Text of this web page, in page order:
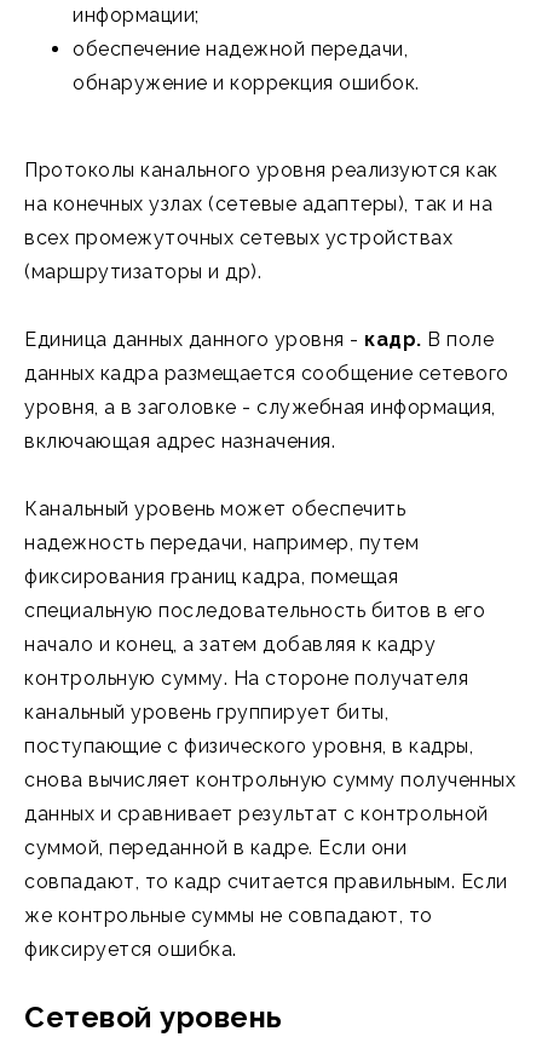
информации;
обеспечение надежной передачи,
обнаружение и коррекция ошибок.
Протоколы канального уровня реализуются как
на конечных узлах (сетевые адаптеры), так и на
всех промежуточных сетевых устройствах
(маршрутизаторы и др).
Единица данных данного уровня - кадр. В поле
данных кадра размещается сообщение сетевого
уровня, а в заголовке - служебная информация,
включающая адрес назначения.
Канальный уровень может обеспечить
надежность передачи, например, путем
фиксирования границ кадра, помещая
специальную последовательность битов в его
начало и конец, а затем добавляя к кадру
контрольную сумму. На стороне получателя
канальный уровень группирует биты,
поступающие с физического уровня, в кадры,
снова вычисляет контрольную сумму полученных
данных и сравнивает результат с контрольной
суммой, переданной в кадре. Если они
совпадают, то кадр считается правильным. Если
же контрольные суммы не совпадают, то
фиксируется ошибка.
Сетевой уровень